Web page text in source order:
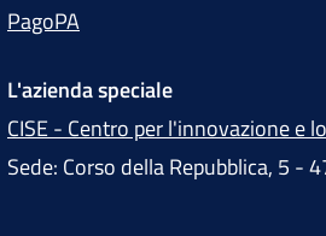
PagoPA
L'azienda speciale
CISE - Centro per l'innovazione e
Sede: Corso della Repubblica, 5 -